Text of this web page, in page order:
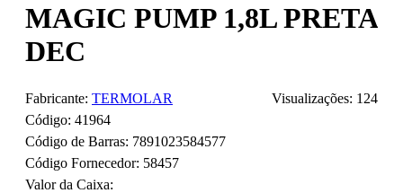
MAGIC PUMP 1,8L PRETA
DEC
Visualizações: 124
Fabricante: TERMOLAR
Código: 41964
Código de Barras: 7891023584577
Código Fornecedor: 58457
Valor da Caixa: